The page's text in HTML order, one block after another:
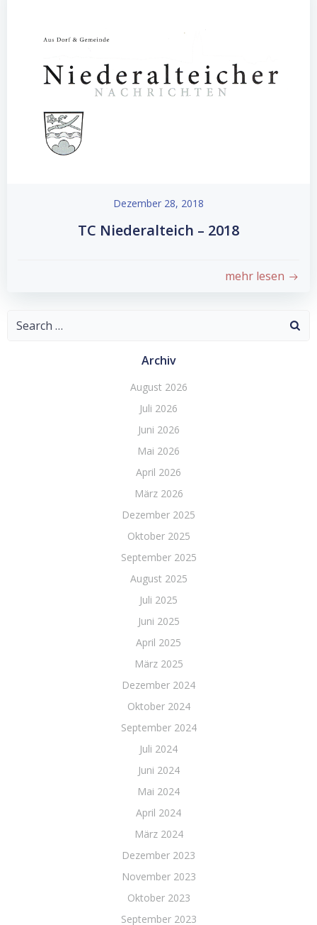
Dezember 28, 2018
TC Niederalteich – 2018
mehr lesen
Search
Archiv
August 2026
Juli 2026
Juni 2026
Mai 2026
April 2026
März 2026
Dezember 2025
Oktober 2025
September 2025
August 2025
Juli 2025
Juni 2025
April 2025
März 2025
Dezember 2024
Oktober 2024
September 2024
Juli 2024
Juni 2024
Mai 2024
April 2024
März 2024
Dezember 2023
November 2023
Oktober 2023
September 2023